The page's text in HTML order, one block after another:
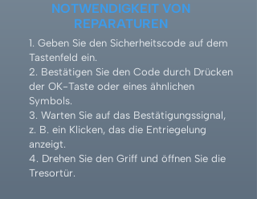
NOTWENDIGKEIT VON
REPARATUREN
1. Geben Sie den Sicherheitscode auf dem
Tastenfeld ein.
2. Bestätigen Sie den Code durch Drücken
der OK-Taste oder eines ähnlichen
Symbols.
3. Warten Sie auf das Bestätigungssignal,
z. B. ein Klicken, das die Entriegelung
anzeigt.
4. Drehen Sie den Griff und öffnen Sie die
Tresortür.